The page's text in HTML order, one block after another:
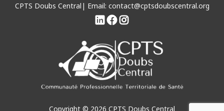
CPTS Doubs Central| Email: contact@cptsdoubscentral.org
Copyright © 2026 CPTS Doubs Central